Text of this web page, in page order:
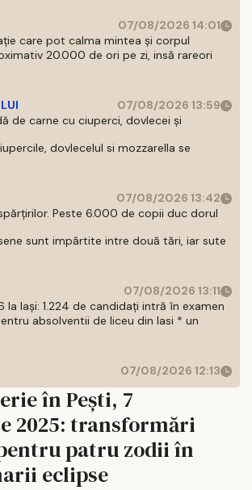
07/08/2026 14:01
care pot calma mintea și corpul
20.000 de ori pe zi, insă rareori
07/08/2026 13:59
de carne cu ciuperci, dovlecei și
dovlecelul si mozzarella se
07/08/2026 13:42
Peste 6.000 de copii duc dorul
sunt impărtite intre două tări, iar sute
07/08/2026 13:11
la Iași: 1.224 de candidați intră în examen
absolventii de liceu din Iasi * un
07/08/2026 12:13
în Pești, 7
2025: transformări
patru zodii în
eclipse